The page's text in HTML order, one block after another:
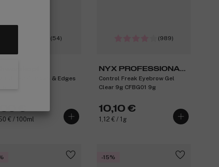
(54)
Glued 4 Brows & Edges
€ / 100ml
(989)
NYX PROFESSIONAL
MAKEUP
Control Freak Eyebrow Gel
Clear 9g CFBG01 9g
10,10 €
1,12 € / 1g
-15%